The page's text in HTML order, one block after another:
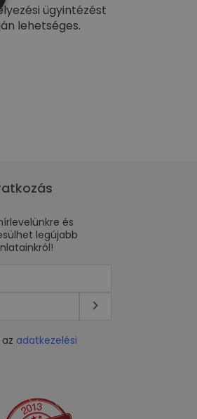
ügyintézést
lehetséges.
és
legújabb
adatkezelési